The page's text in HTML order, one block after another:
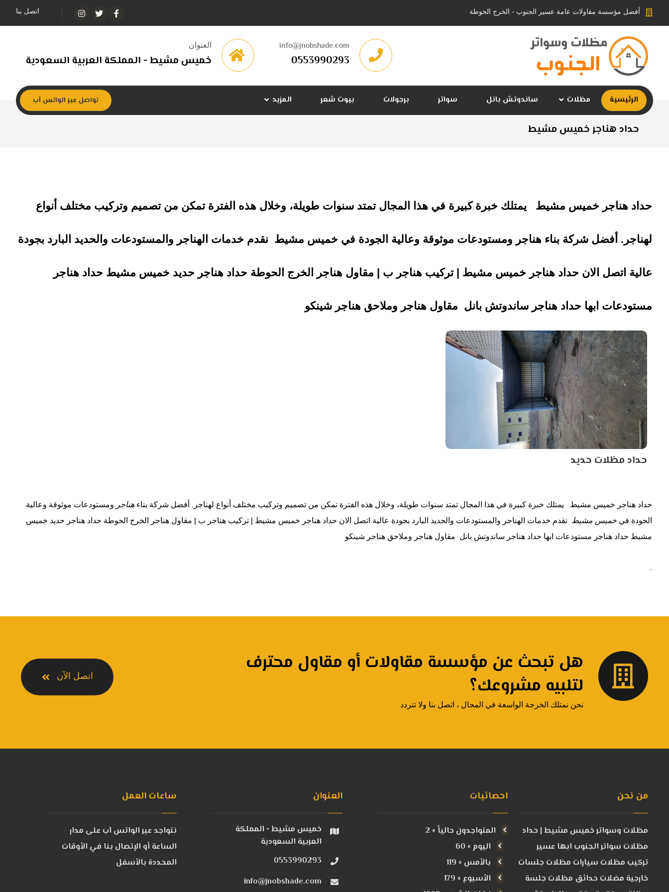
أفضل مؤسسة مقاولات عامة عسير الجنوب - الخرج الحوطة اتصل بنا
العنوان
خميس مشيط - المملكة العربية السعودية
info@jnobshade.com
0553990293
الرئيسية مظلات ساندوتش بانل سواتر برجولات بيوت شعر المزيد تواصل عبر الواتس آب
حداد هناجر خميس مشيط
حداد هناجر خميس مشيط يمتلك خبرة كبيرة في هذا المجال تمتد سنوات طويلة، وخلال هذه الفترة تمكن من تصميم وتركيب مختلف أنواع
لهناجر. أفضل شركة بناء هناجر ومستودعات موثوقة وعالية الجودة في خميس مشيط نقدم خدمات الهناجر والمستودعات والحديد البارد بجودة
عالية اتصل الان حداد هناجر خميس مشيط | تركيب هناجر ب | مقاول هناجر الخرج الحوطة حداد هناجر حديد خميس مشيط حداد هناجر
مستودعات ابها حداد هناجر ساندوتش بانل مقاول هناجر وملاحق هناجر شينكو
حداد مظلات حديد
حداد هناجر خميس مشيط يمتلك خبرة كبيرة في هذا المجال تمتد سنوات طويلة، وخلال هذه الفترة تمكن من تصميم وتركيب مختلف أنواع لهناجر. أفضل شركة بناء هناجرومستودعات موثوقة وعالية
الجودة في خميس مشيط نقدم خدمات الهناجر والمستودعات والحديد البارد بجودة عالية اتصل الان حداد هناجر خميس مشيط | تركيب هناجر ب | مقاول هناجر الخرج الحوطة حداد هناجر حديد خميس
مشيط حداد هناجر مستودعات ابها حداد هناجر ساندوتش بانل مقاول هناجر وملاحق هناجر شينكو
.
هل تبحث عن مؤسسة مقاولات أو مقاول محترف
لتلبيه مشروعك؟
نحن نمتلك الخرجة الواسعة في المجال ، اتصل بنا ولا تتردد
اتصل الآن
من نحن
مظلات وسواتر خميس مشيط | حداد
مظلات سواتر الجنوب ابها عسير
تركيب مظلات سيارات مظلات جلسات
خارجية مضلات حدائق مظلات جلسة
احصائيات
المتواجدون حالياً » 2
اليوم » 60
بالأمس » 119
الأسبوع » 179
العنوان
خميس مشيط - المملكة
العربية السعودية
0553990293
info@jnobshade.com
ساعات العمل
نتواجد عبر الواتس آب على مدار
الساعة أو الإتصال بنا في الأوقات
المحددة بالأسفل